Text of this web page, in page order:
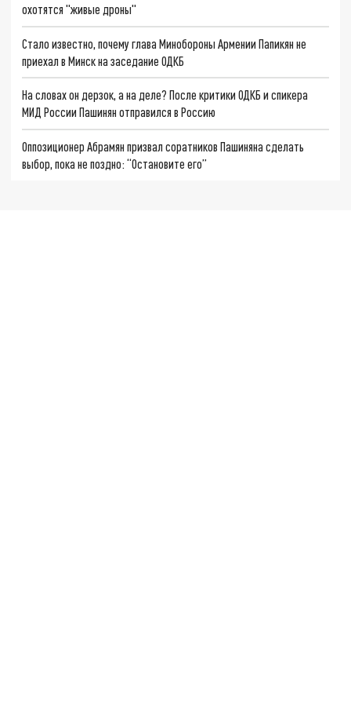
охотятся "живые дроны"
Стало известно, почему глава Минобороны Армении Папикян не
приехал в Минск на заседание ОДКБ
На словах он дерзок, а на деле? После критики ОДКБ и спикера
МИД России Пашинян отправился в Россию
Оппозиционер Абрамян призвал соратников Пашиняна сделать
выбор, пока не поздно: “Остановите его”